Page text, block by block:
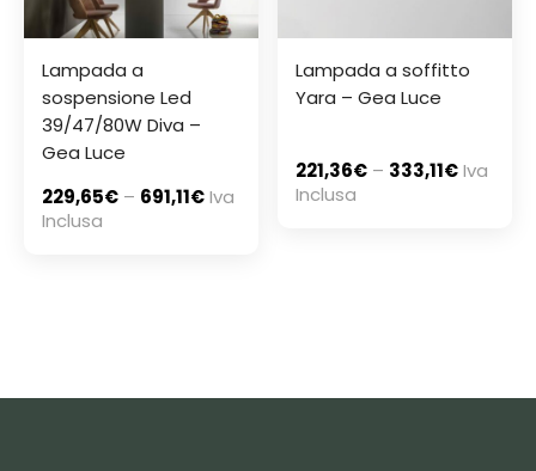
Lampada a
sospensione Led
39/47/80W Diva –
Gea Luce
229,65€ – 691,11€Iva
Inclusa
Lampada a soffitto
Yara – Gea Luce
221,36€ – 333,11€Iva
Inclusa